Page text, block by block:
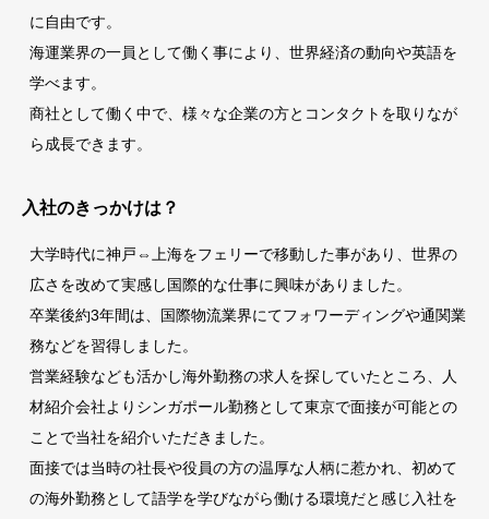
に自由です。
海運業界の一員として働く事により、世界経済の動向や英語を
学べます。
商社として働く中で、様々な企業の方とコンタクトを取りなが
ら成長できます。
入社のきっかけは？
大学時代に神戸⇔上海をフェリーで移動した事があり、世界の
広さを改めて実感し国際的な仕事に興味がありました。
卒業後約3年間は、国際物流業界にてフォワーディングや通関業
務などを習得しました。
営業経験なども活かし海外勤務の求人を探していたところ、人
材紹介会社よりシンガポール勤務として東京で面接が可能との
ことで当社を紹介いただきました。
面接では当時の社長や役員の方の温厚な人柄に惹かれ、初めて
の海外勤務として語学を学びながら働ける環境だと感じ入社を